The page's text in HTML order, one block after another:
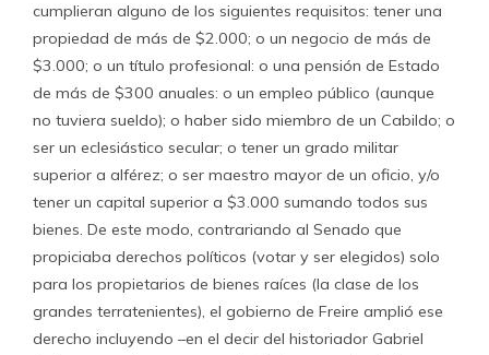
cumplieran alguno de los siguientes requisitos: tener una
propiedad de más de $2.000; o un negocio de más de
$3.000; o un título profesional: o una pensión de Estado
de más de $300 anuales: o un empleo público (aunque
no tuviera sueldo); o haber sido miembro de un Cabildo; o
ser un eclesiástico secular; o tener un grado militar
superior a alférez; o ser maestro mayor de un oficio, y/o
tener un capital superior a $3.000 sumando todos sus
bienes. De este modo, contrariando al Senado que
propiciaba derechos políticos (votar y ser elegidos) solo
para los propietarios de bienes raíces (la clase de los
grandes terratenientes), el gobierno de Freire amplió ese
derecho incluyendo –en el decir del historiador Gabriel